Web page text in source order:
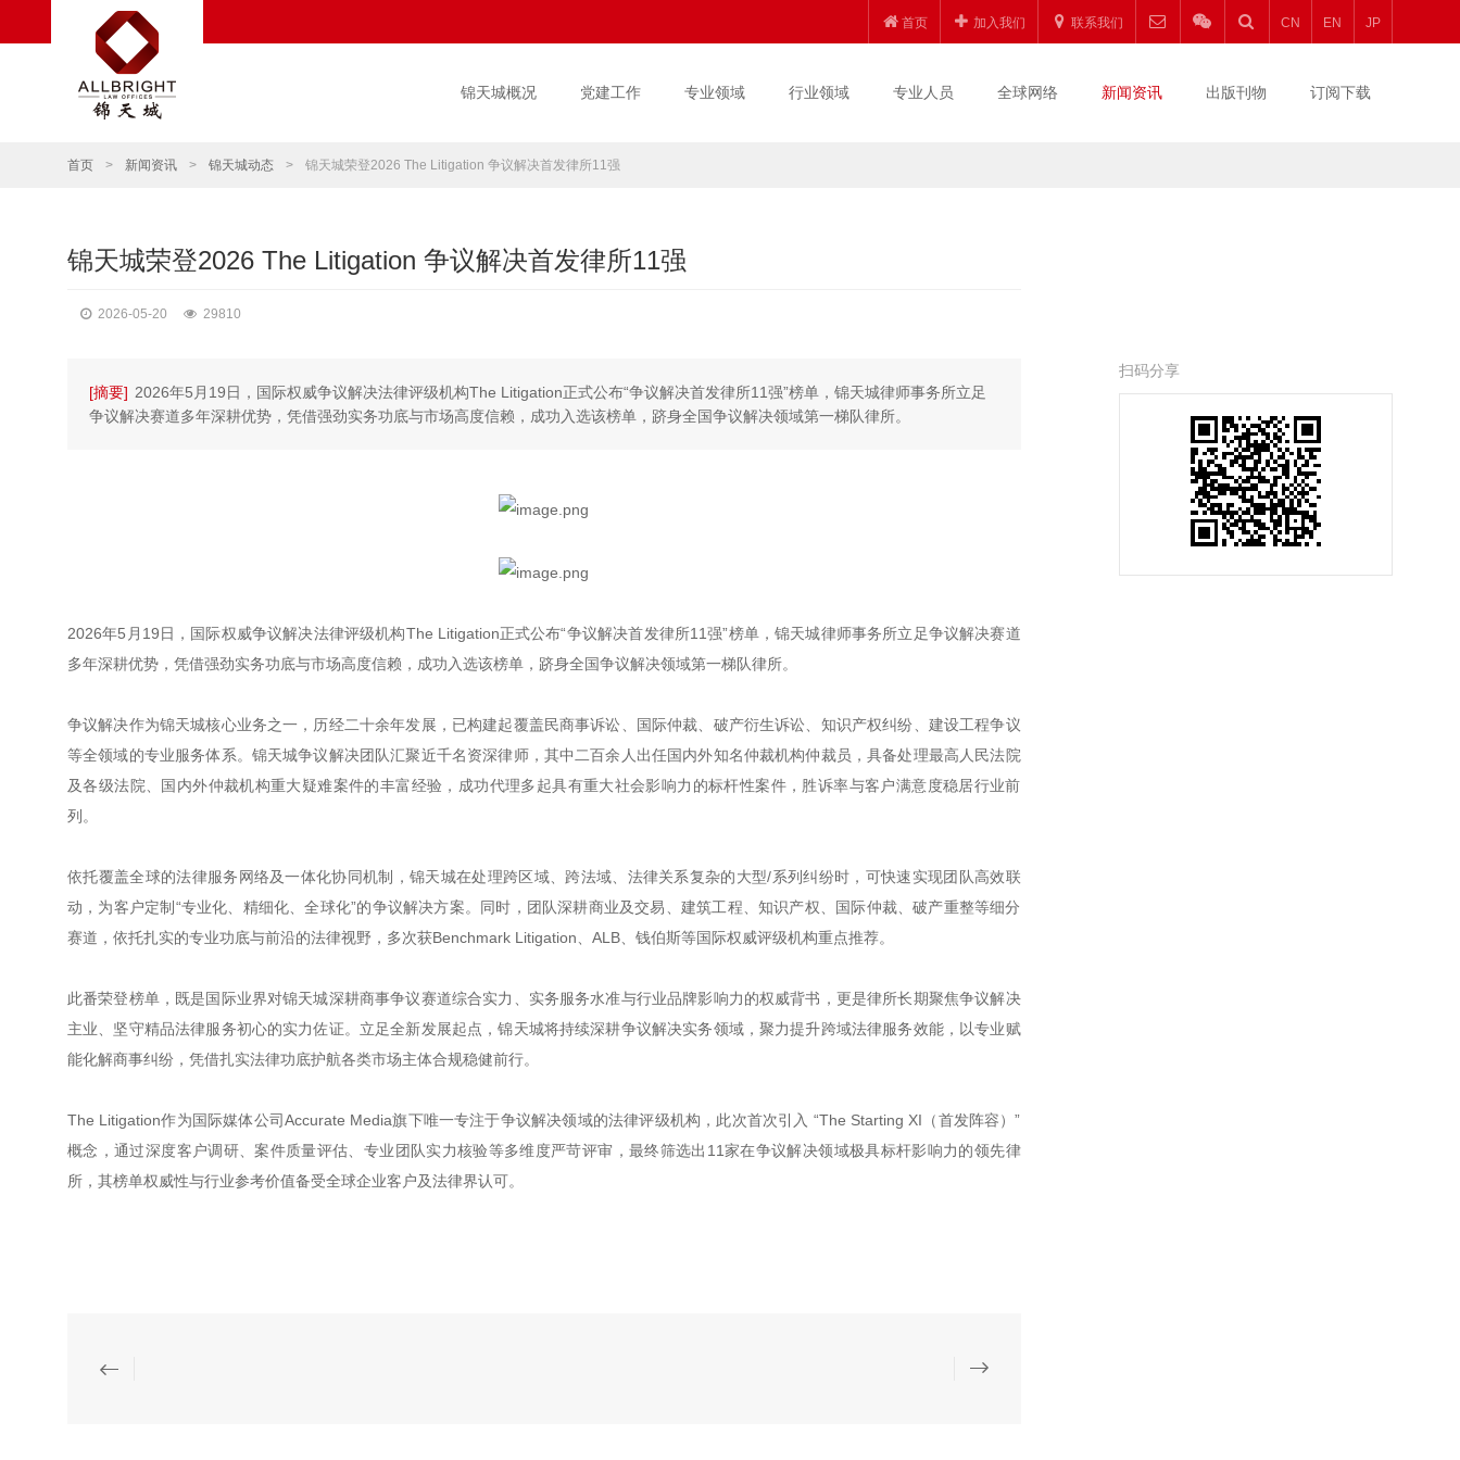
首页 加入我们 联系我们 CN EN JP
锦天城概况 党建工作 专业领域 行业领域 专业人员 全球网络 新闻资讯 出版刊物 订阅下载
首页 > 新闻资讯 > 锦天城动态 > 锦天城荣登2026 The Litigation 争议解决首发律所11强
锦天城荣登2026 The Litigation 争议解决首发律所11强
2026-05-20 29810
[摘要] 2026年5月19日，国际权威争议解决法律评级机构The Litigation正式公布“争议解决首发律所11强”榜单，锦天城律师事务所立足
争议解决赛道多年深耕优势，凭借强劲实务功底与市场高度信赖，成功入选该榜单，跻身全国争议解决领域第一梯队律所。
2026年5月19日，国际权威争议解决法律评级机构The Litigation正式公布“争议解决首发律所11强”榜单，锦天城律师事务所立足争议解决赛道
多年深耕优势，凭借强劲实务功底与市场高度信赖，成功入选该榜单，跻身全国争议解决领域第一梯队律所。
争议解决作为锦天城核心业务之一，历经二十余年发展，已构建起覆盖民商事诉讼、国际仲裁、 破产衍生诉讼 、知识产权纠纷、建设工程争议
等全领域的专业服务体系。锦天城争议解决团队汇聚近千名资深律师，其中二百余人出任国内外知名仲裁机构仲裁员，具备处理最高人民法院
及各级法院、国内外仲裁机构重大疑难案件的丰富经验，成功代理多起具有重大社会影响力的标杆性案件，胜诉率与客户满意度稳居行业前
列。
依托覆盖全球的法律服务网络及一体化协同机制，锦天城在处理跨区域、跨法域、法律关系复杂的大型/系列纠纷时，可快速实现团队高效联
动，为客户定制“专业化、精细化、全球化”的争议解决方案。同时，团队深耕商业及交易、建筑工程、知识产权、国际仲裁、破产重整等细分
赛道，依托扎实的专业功底与前沿的法律视野，多次获Benchmark Litigation、ALB、钱伯斯等国际权威评级机构重点推荐。
此番荣登榜单，既是国际业界对锦天城深耕商事争议赛道综合实力、实务服务水准与行业品牌影响力的权威背书，更是律所长期聚焦争议解决
主业、坚守精品法律服务初心的实力佐证。立足全新发展起点，锦天城将持续深耕争议解决实务领域，聚力提升跨域法律服务效能，以专业赋
能化解商事纠纷，凭借扎实法律功底护航各类市场主体合规稳健前行。
The Litigation作为国际媒体公司Accurate Media旗下唯一专注于争议解决领域的法律评级机构，此次首次引入 “The Starting XI（首发阵容）”
概念，通过深度客户调研、案件质量评估、专业团队实力核验等多维度严苛评审，最终筛选出11家在争议解决领域极具标杆影响力的领先律
所，其榜单权威性与行业参考价值备受全球企业客户及法律界认可。
扫码分享